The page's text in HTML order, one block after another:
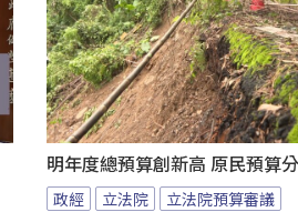
明年度總預算創新高 原民預算
政經 立法院 立法院預算審議